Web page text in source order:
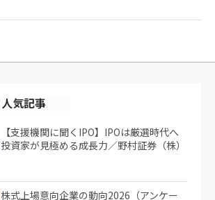
【支援機関に聞くIPO】IPOは厳選時代へ
投資家が見極める成長力／野村証券（株）
株式上場意向企業の動向2026（アンケー